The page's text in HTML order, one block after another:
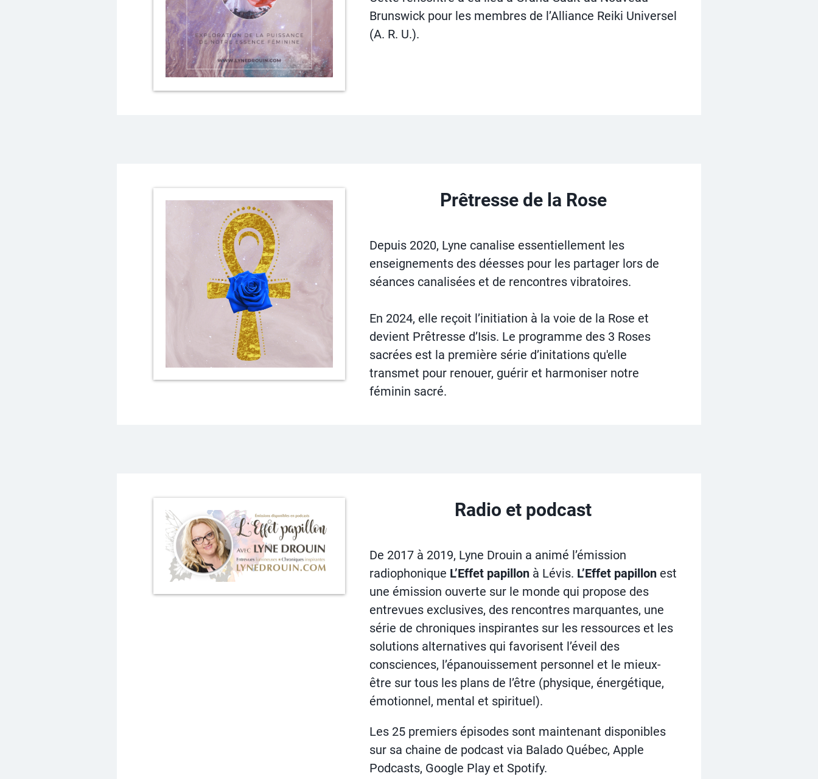
Brunswick pour les membres de l’Alliance Reiki Universel
(A. R. U.).
Prêtresse de la Rose
Depuis 2020, Lyne canalise essentiellement les
enseignements des déesses pour les partager lors de
séances canalisées et de rencontres vibratoires.
En 2024, elle reçoit l’initiation à la voie de la Rose et
devient Prêtresse d’Isis. Le programme des 3 Roses
sacrées est la première série d’initations qu'elle
transmet pour renouer, guérir et harmoniser notre
féminin sacré.
Radio et podcast
De 2017 à 2019, Lyne Drouin a animé l’émission
radiophonique L’Effet papillon à Lévis. L’Effet papillon est
une émission ouverte sur le monde qui propose des
entrevues exclusives, des rencontres marquantes, une
série de chroniques inspirantes sur les ressources et les
solutions alternatives qui favorisent l’éveil des
consciences, l’épanouissement personnel et le mieux-
être sur tous les plans de l’être (physique, énergétique,
émotionnel, mental et spirituel).
Les 25 premiers épisodes sont maintenant disponibles
sur sa chaine de podcast via Balado Québec, Apple
Podcasts, Google Play et Spotify.